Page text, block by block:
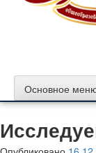
Основное